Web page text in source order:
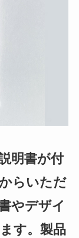
明書が付
らいただ
やデザイ
す。製品